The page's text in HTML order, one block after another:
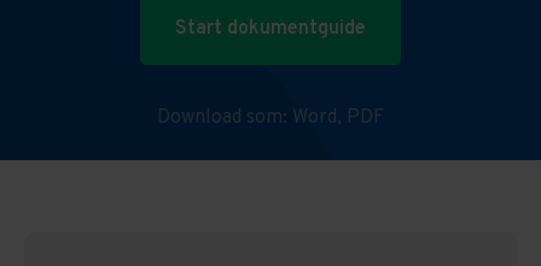
Start dokumentguide
Download som: Word, PDF